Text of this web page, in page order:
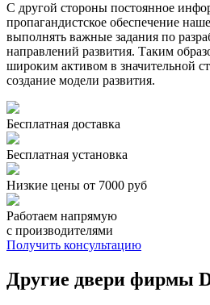
С другой стороны постоянное
пропагандистское обеспечение
выполнять важные задания по
направлений развития. Таким
широким активом в значительной
создание модели развития.
Бесплатная доставка
Бесплатная установка
Низкие цены от 7000 руб
Работаем напрямую
с производителями
Получить консультацию
Другие двери фирмы